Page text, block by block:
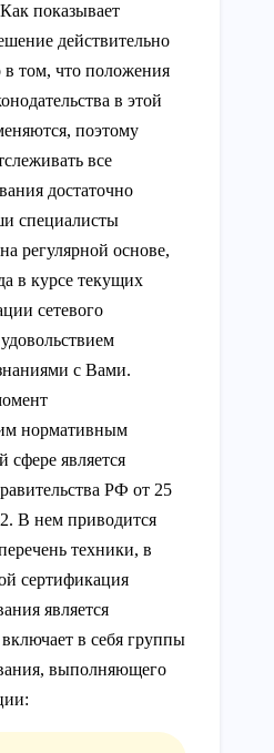
показывает
действительно
том, что положения
в этой
поэтому
все
достаточно
специалисты
регулярной основе,
в курсе текущих
сетевого
с Вами.
нормативным
сфере является
РФ от 25
В нем приводится
техники, в
сертификация
является
в себя группы
выполняющего